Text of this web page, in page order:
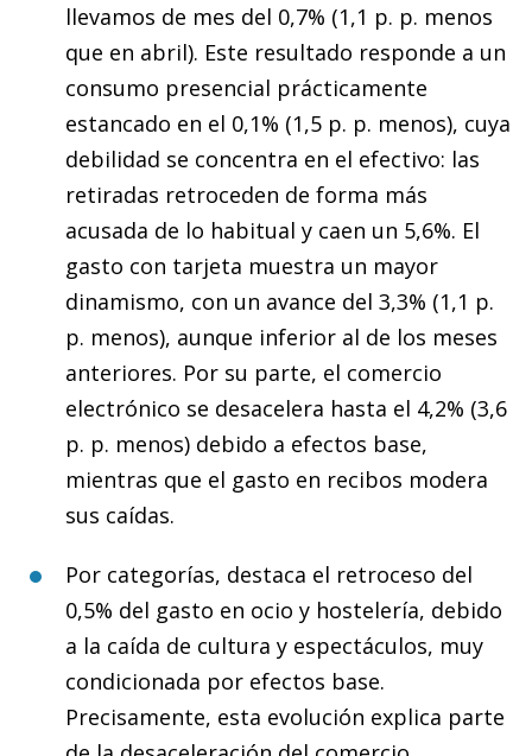
llevamos de mes del 0,7% (1,1 p. p. menos
que en abril). Este resultado responde a un
consumo presencial prácticamente
estancado en el 0,1% (1,5 p. p. menos), cuya
debilidad se concentra en el efectivo: las
retiradas retroceden de forma más
acusada de lo habitual y caen un 5,6%. El
gasto con tarjeta muestra un mayor
dinamismo, con un avance del 3,3% (1,1 p.
p. menos), aunque inferior al de los meses
anteriores. Por su parte, el comercio
electrónico se desacelera hasta el 4,2% (3,6
p. p. menos) debido a efectos base,
mientras que el gasto en recibos modera
sus caídas.
Por categorías, destaca el retroceso del
0,5% del gasto en ocio y hostelería, debido
a la caída de cultura y espectáculos, muy
condicionada por efectos base.
Precisamente, esta evolución explica parte